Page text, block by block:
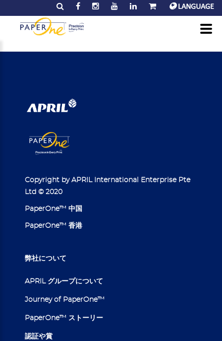
LANGUAGE
Copyright by APRIL International Enterprise Pte
Ltd © 2020
PaperOne™ 中国
PaperOne™ 香港
弊社について
APRIL グループについて
Journey of PaperOne™
PaperOne™ ストーリー
認証や賞